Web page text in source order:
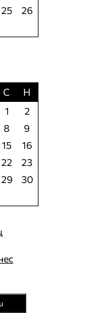
25
26
С
Н
1
2
8
9
15
16
22
23
29
30